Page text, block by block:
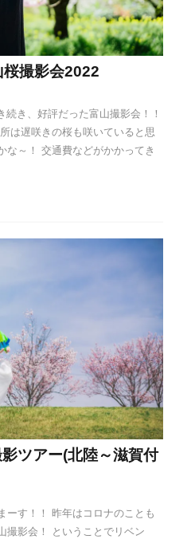
桜撮影会2022
き、好評だった富山撮影会！！
は遅咲きの桜も咲いていると思
な～！ 交通費などがかかってき
ツアー(北陸～滋賀付
ーす！！ 昨年はコロナのことも
撮影会！ ということでリベン